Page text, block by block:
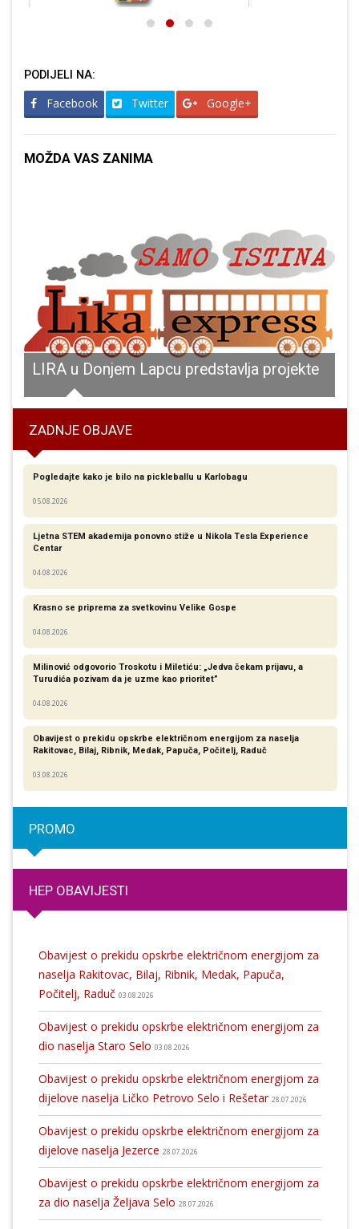
PODIJELI NA:
Facebook Twitter Google+
MOŽDA VAS ZANIMA
LIRA u Donjem Lapcu predstavlja projekte
ZADNJE OBJAVE
Pogledajte kako je bilo na pickleballu u Karlobagu
05.08.2026
Ljetna STEM akademija ponovno stiže u Nikola Tesla Experience
Centar
04.08.2026
Krasno se priprema za svetkovinu Velike Gospe
04.08.2026
Milinović odgovorio Troskotu i Miletiću: „Jedva čekam prijavu, a
Turudića pozivam da je uzme kao prioritet”
04.08.2026
Obavijest o prekidu opskrbe električnom energijom za naselja
Rakitovac, Bilaj, Ribnik, Medak, Papuča, Počitelj, Raduč
03.08.2026
PROMO
HEP OBAVIJESTI
Obavijest o prekidu opskrbe električnom energijom za
naselja Rakitovac, Bilaj, Ribnik, Medak, Papuča,
Počitelj, Raduč 03.08.2026
Obavijest o prekidu opskrbe električnom energijom za
dio naselja Staro Selo 03.08.2026
Obavijest o prekidu opskrbe električnom energijom za
dijelove naselja Ličko Petrovo Selo i Rešetar 28.07.2026
Obavijest o prekidu opskrbe električnom energijom za
dijelove naselja Jezerce 28.07.2026
Obavijest o prekidu opskrbe električnom energijom za
za dio naselja Željava Selo 28.07.2026